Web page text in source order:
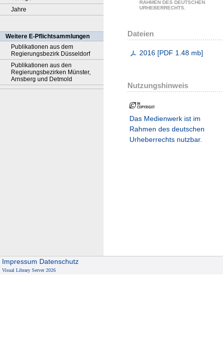
Jahre
Weitere E-Pflichtsammlungen
Publikationen aus dem
Regierungsbezirk Düsseldorf
Publikationen aus den
Regierungsbezirken Münster,
Arnsberg und Detmold
RAHMEN DES DEUTSCHEN
URHEBERRECHTS.
Dateien
2016 [PDF 1.48 mb]
Nutzungshinweis
Das Medienwerk ist im
Rahmen des deutschen
Urheberrechts nutzbar.
Impressum Datenschutz
Visual Library Server 2026